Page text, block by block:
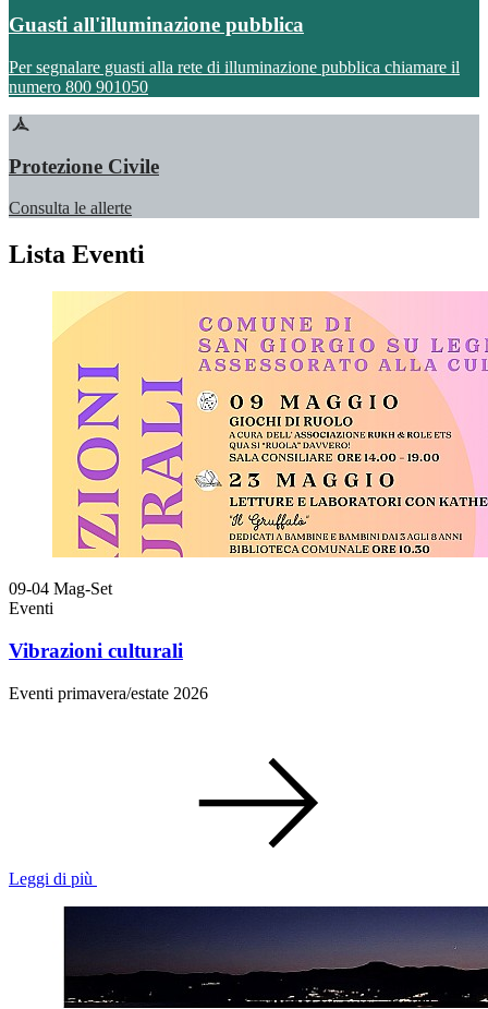
Guasti all'illuminazione pubblica
Per segnalare guasti alla rete di illuminazione pubblica chiamare il
numero 800 901050
Protezione Civile
Consulta le allerte
Lista Eventi
09-04 Mag-Set
Eventi
Vibrazioni culturali
Eventi primavera/estate 2026
Leggi di più